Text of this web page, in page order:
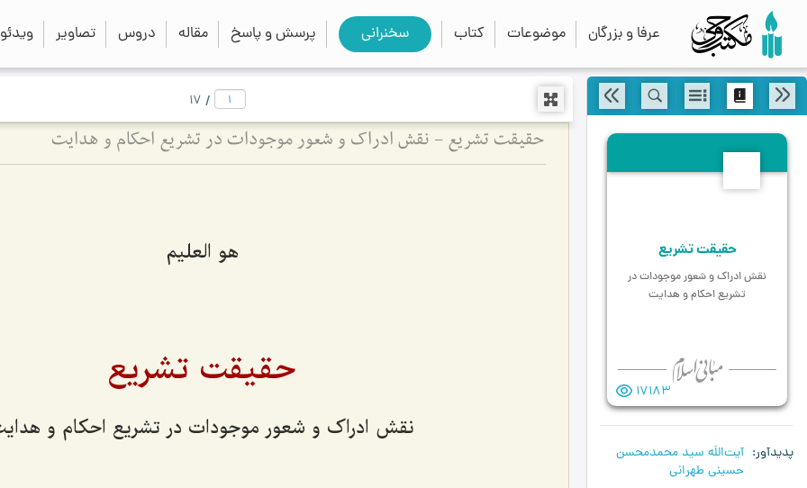
عرفا و بزرگان موضوعات کتاب سخنرانی پرسش و پاسخ مقاله دروس تصاویر ویدئو search
close
حقیقت تشریع
نقش ادراک و شعور موجودات در
تشریع احکام و هدایت
17183
پدیدآور
آیت‌اللَه سید محمدمحسن
حسینی طهرانی
/
17
حقیقت تشریع - نقش ادراک و شعور موجودات در تشریع احکام و هدایت
هو العلیم
حقیقت تشریع‌
نقش ادراک و شعور موجودات در تشریع احکام و